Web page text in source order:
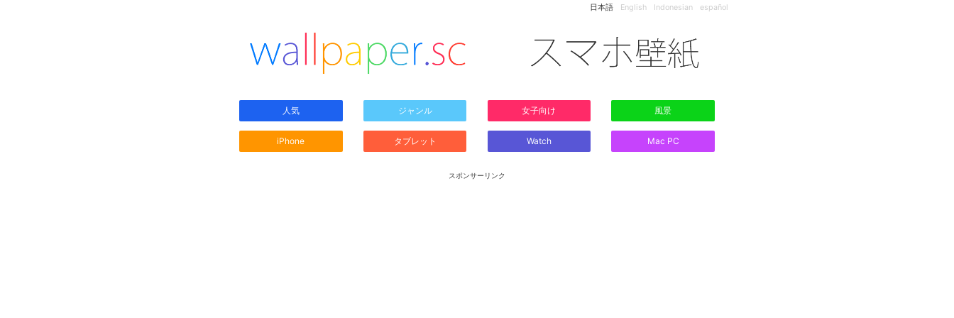
日本語 English Indonesian español
人気 ジャンル 女子向け 風景
iPhone タブレット Watch Mac PC
スポンサーリンク